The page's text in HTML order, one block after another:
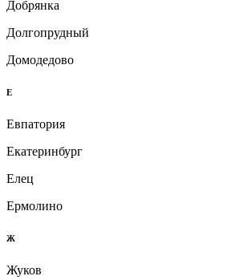
Добрянка
Долгопрудный
Домодедово
Е
Евпатория
Екатеринбург
Елец
Ермолино
Ж
Жуков